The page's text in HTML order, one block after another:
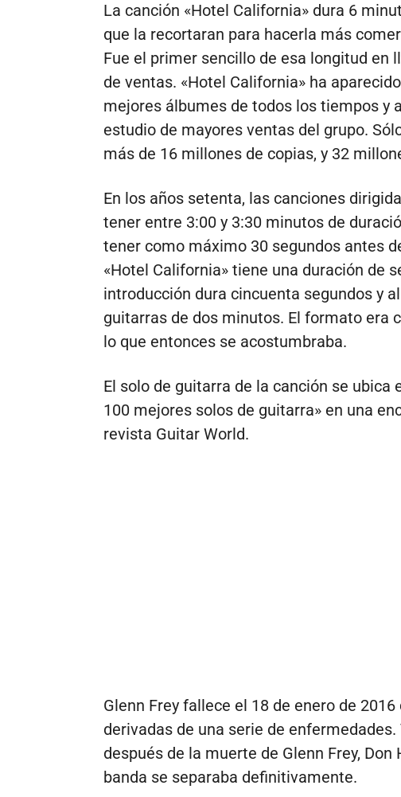
La canción «Hotel California» dura 6
que la recortaran para hacerla más
Fue el primer sencillo de esa longitud en
de ventas. «Hotel California» ha
mejores álbumes de todos los tiempos y
estudio de mayores ventas del grupo.
más de 16 millones de copias, y 32
En los años setenta, las canciones
tener entre 3:00 y 3:30 minutos de
tener como máximo 30 segundos antes
«Hotel California» tiene una duración de
introducción dura cincuenta segundos y
guitarras de dos minutos. El formato era
lo que entonces se acostumbraba.
El solo de guitarra de la canción se ubica
100 mejores solos de guitarra» en una
revista Guitar World.
Glenn Frey fallece el 18 de enero de
derivadas de una serie de
después de la muerte de Glenn Frey,
banda se separaba definitivamente.